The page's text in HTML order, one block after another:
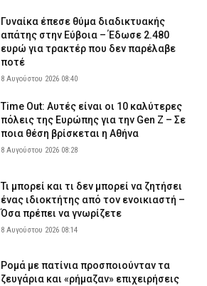
Γυναίκα έπεσε θύμα διαδικτυακής
απάτης στην Εύβοια – Έδωσε 2.480
ευρώ για τρακτέρ που δεν παρέλαβε
ποτέ
8 Αυγούστου 2026 08:40
Time Out: Αυτές είναι οι 10 καλύτερες
πόλεις της Ευρώπης για την Gen Z – Σε
ποια θέση βρίσκεται η Αθήνα
8 Αυγούστου 2026 08:28
Τι μπορεί και τι δεν μπορεί να ζητήσει
ένας ιδιοκτήτης από τον ενοικιαστή –
Όσα πρέπει να γνωρίζετε
8 Αυγούστου 2026 08:14
Ρομά με πατίνια προσποιούνταν τα
ζευγάρια και «ρήμαζαν» επιχειρήσεις